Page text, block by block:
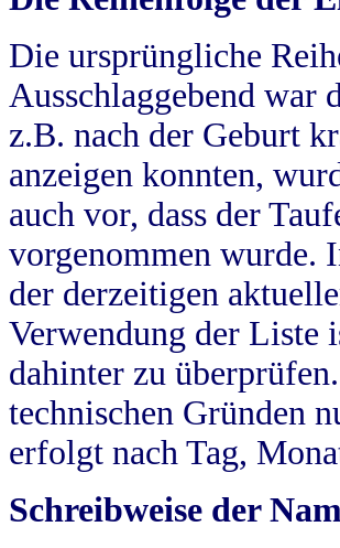
Die ursprüngliche
Ausschlaggebend war
z.B. nach der Geburt
anzeigen konnten,
auch vor, dass der
vorgenommen wurde.
der derzeitigen
Verwendung der Liste
dahinter zu
technischen Gründen
erfolgt nach Tag,
Schreibweise der